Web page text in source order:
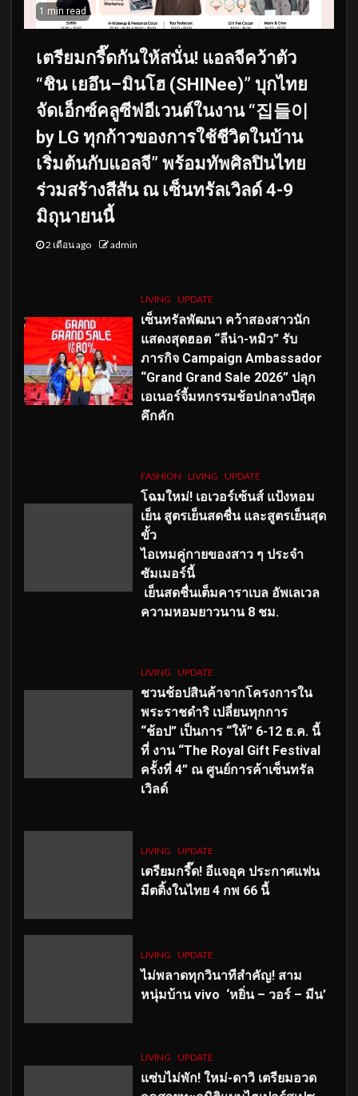
1 min read
เตรียมกรี๊ดกันให้สนั่น! แอลจีคว้าตัว
“ชิน เยอึน–มินโฮ (SHINee)” บุกไทย
จัดเอ็กซ์คลูซีฟอีเวนต์ในงาน “집들이
by LG ทุกก้าวของการใช้ชีวิตในบ้าน
เริ่มต้นกับแอลจี” พร้อมทัพศิลปินไทย
ร่วมสร้างสีสัน ณ เซ็นทรัลเวิลด์ 4-9
มิถุนายนนี้
2 เดือน ago admin
LIVING UPDATE
เซ็นทรัลพัฒนา คว้าสองสาวนัก
แสดงสุดฮอต “ลีน่า-หมิว” รับ
ภารกิจ Campaign Ambassador
“Grand Grand Sale 2026” ปลุก
เอเนอร์จี้มหกรรมช้อปกลางปีสุด
คึกคัก
FASHION LIVING UPDATE
โฉมใหม่! เอเวอร์เซ้นส์ แป้งหอม
เย็น สูตรเย็นสดชื่น และสูตรเย็นสุด
ขั้ว
ไอเทมคู่กายของสาว ๆ ประจำ
ซัมเมอร์นี้
เย็นสดชื่นเต็มคาราเบล อัพเลเวล
ความหอมยาวนาน 8 ชม.
LIVING UPDATE
ชวนช้อปสินค้าจากโครงการใน
พระราชดำริ เปลี่ยนทุกการ
“ช้อป” เป็นการ “ให้” 6-12 ธ.ค. นี้
ที่ งาน “The Royal Gift Festival
ครั้งที่ 4” ณ ศูนย์การค้าเซ็นทรัล
เวิลด์
LIVING UPDATE
เตรียมกรี๊ด! อีแจอุค ประกาศแฟน
มีตติ้งในไทย 4 กพ 66 นี้
LIVING UPDATE
ไม่พลาดทุกวินาทีสำคัญ! สาม
หนุ่มบ้าน vivo ‘หยิ่น – วอร์ – มีน’
LIVING UPDATE
แซ่บไม่พัก! ใหม่-ดาวิ เตรียมอวด